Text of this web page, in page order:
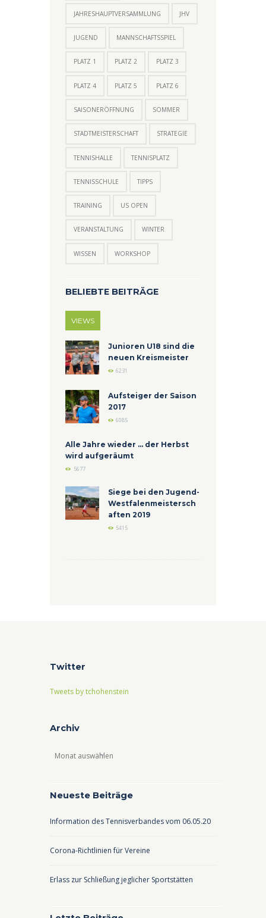
JAHRESHAUPTVERSAMMLUNG JHV
JUGEND MANNSCHAFTSSPIEL
PLATZ 1 PLATZ 2 PLATZ 3
PLATZ 4 PLATZ 5 PLATZ 6
SAISONERÖFFNUNG SOMMER
STADTMEISTERSCHAFT STRATEGIE
TENNISHALLE TENNISPLATZ
TENNISSCHULE TIPPS
TRAINING US OPEN
VERANSTALTUNG WINTER
WISSEN WORKSHOP
BELIEBTE BEITRÄGE
VIEWS
Junioren U18 sind die
neuen Kreismeister
6231
Aufsteiger der Saison
2017
6085
Alle Jahre wieder ... der Herbst
wird aufgeräumt
5677
Siege bei den Jugend-
Westfalenmeistersch
aften 2019
5415
Twitter
Tweets by tchohenstein
Archiv
Archiv
Neueste Beiträge
Information des Tennisverbandes vom 06.05.20
Corona-Richtlinien für Vereine
Erlass zur Schließung jeglicher Sportstätten